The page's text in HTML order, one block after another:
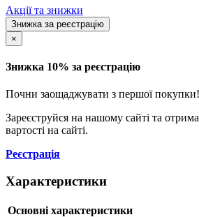
Акції та знижки
Знижка за реєстрацію
×
Знижка 10% за реєстрацію
Почни заощаджувати з першої покупки!
Зареєструйся на нашому сайті та
вартості на сайті.
Реєстрація
Характеристики
Основні характеристики